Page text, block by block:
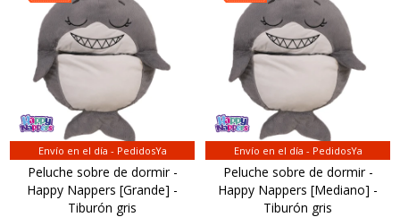
Envío en el día - PedidosYa
Peluche sobre de dormir -
Happy Nappers [Grande] -
Tiburón gris
Envío en el día - PedidosYa
Peluche sobre de dormir -
Happy Nappers [Mediano] -
Tiburón gris